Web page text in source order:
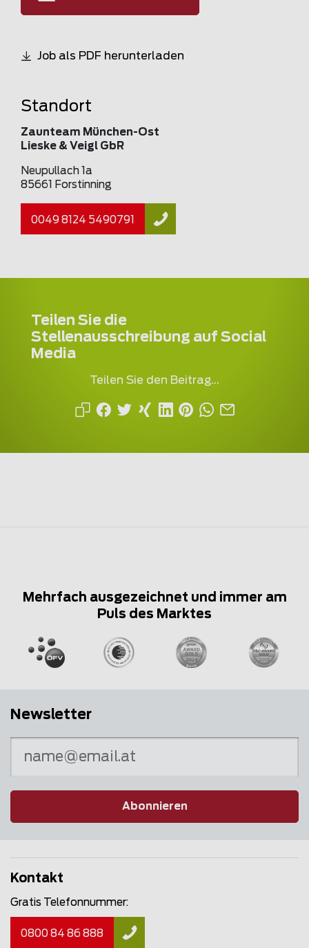
Job als PDF herunterladen
Standort
Zaunteam München-Ost
Lieske & Veigl GbR
Neupullach 1a
85661 Forstinning
0049 8124 5490791
Teilen Sie die
Stellenausschreibung auf Social
Media
Teilen Sie den Beitrag...
Mehrfach ausgezeichnet und immer am
Puls des Marktes
Newsletter
Abonnieren
Kontakt
Gratis Telefonnummer:
0800 84 86 888